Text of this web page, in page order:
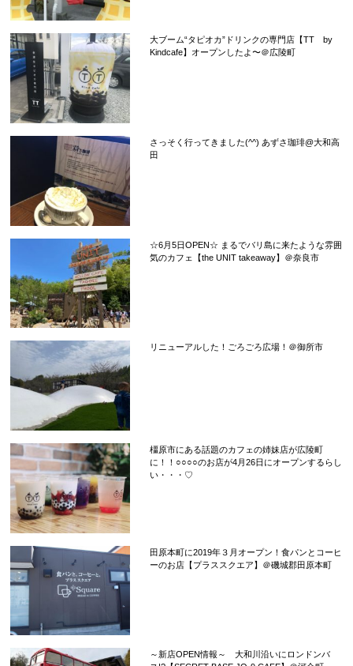
大ブーム“タピオカ”ドリンクの専門店【TT by
Kindcafe】オープンしたよ〜＠広陵町
さっそく行ってきました(^^) あずさ珈琲@大和高
田
☆6月5日OPEN☆ まるでバリ島に来たような雰囲
気のカフェ【the UNIT takeaway】＠奈良市
リニューアルした！ごろごろ広場！＠御所市
橿原市にある話題のカフェの姉妹店が広陵町
に！！○○○○のお店が4月26日にオープンするらし
い・・・♡
田原本町に2019年３月オープン！食パンとコーヒ
ーのお店【プラススクエア】＠磯城郡田原本町
～新店OPEN情報～ 大和川沿いにロンドンバ